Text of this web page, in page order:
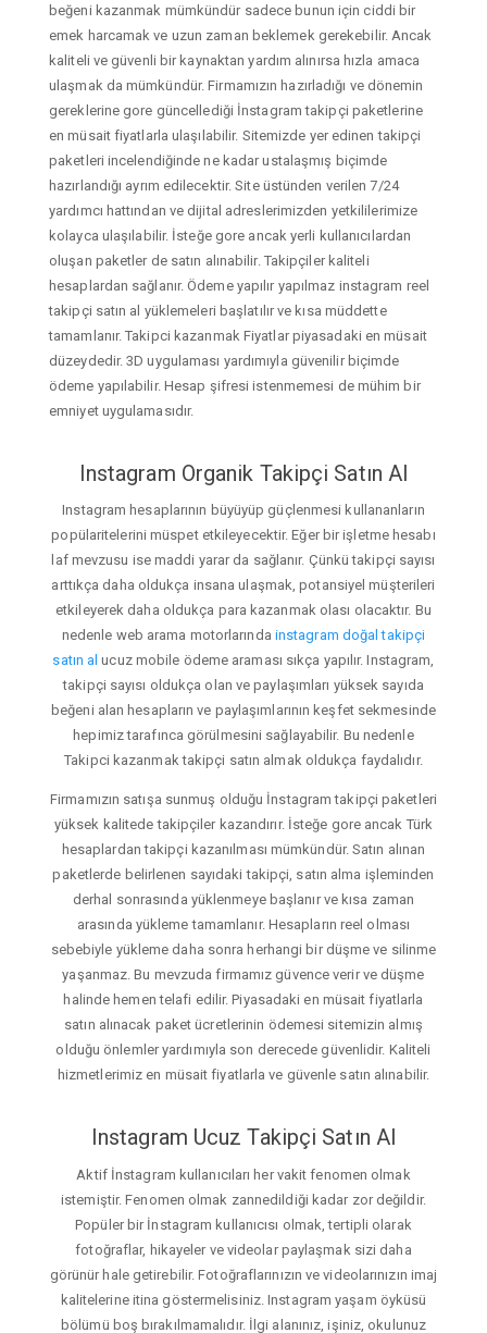
beğeni kazanmak mümkündür sadece bunun için ciddi bir
emek harcamak ve uzun zaman beklemek gerekebilir. Ancak
kaliteli ve güvenli bir kaynaktan yardım alınırsa hızla amaca
ulaşmak da mümkündür. Firmamızın hazırladığı ve dönemin
gereklerine gore güncellediği İnstagram takipçi paketlerine
en müsait fiyatlarla ulaşılabilir. Sitemizde yer edinen takipçi
paketleri incelendiğinde ne kadar ustalaşmış biçimde
hazırlandığı ayrım edilecektir. Site üstünden verilen 7/24
yardımcı hattından ve dijital adreslerimizden yetkililerimize
kolayca ulaşılabilir. İsteğe gore ancak yerli kullanıcılardan
oluşan paketler de satın alınabilir. Takipçiler kaliteli
hesaplardan sağlanır. Ödeme yapılır yapılmaz instagram reel
takipçi satın al yüklemeleri başlatılır ve kısa müddette
tamamlanır. Takipci kazanmak Fiyatlar piyasadaki en müsait
düzeydedir. 3D uygulaması yardımıyla güvenilir biçimde
ödeme yapılabilir. Hesap şifresi istenmemesi de mühim bir
emniyet uygulamasıdır.
Instagram Organik Takipçi Satın Al
Instagram hesaplarının büyüyüp güçlenmesi kullananların
popülaritelerini müspet etkileyecektir. Eğer bir işletme hesabı
laf mevzusu ise maddi yarar da sağlanır. Çünkü takipçi sayısı
arttıkça daha oldukça insana ulaşmak, potansiyel müşterileri
etkileyerek daha oldukça para kazanmak olası olacaktır. Bu
nedenle web arama motorlarında instagram doğal takipçi
satın al ucuz mobile ödeme araması sıkça yapılır. Instagram,
takipçi sayısı oldukça olan ve paylaşımları yüksek sayıda
beğeni alan hesapların ve paylaşımlarının keşfet sekmesinde
hepimiz tarafınca görülmesini sağlayabilir. Bu nedenle
Takipci kazanmak takipçi satın almak oldukça faydalıdır.
Firmamızın satışa sunmuş olduğu İnstagram takipçi paketleri
yüksek kalitede takipçiler kazandırır. İsteğe gore ancak Türk
hesaplardan takipçi kazanılması mümkündür. Satın alınan
paketlerde belirlenen sayıdaki takipçi, satın alma işleminden
derhal sonrasında yüklenmeye başlanır ve kısa zaman
arasında yükleme tamamlanır. Hesapların reel olması
sebebiyle yükleme daha sonra herhangi bir düşme ve silinme
yaşanmaz. Bu mevzuda firmamız güvence verir ve düşme
halinde hemen telafi edilir. Piyasadaki en müsait fiyatlarla
satın alınacak paket ücretlerinin ödemesi sitemizin almış
olduğu önlemler yardımıyla son derecede güvenlidir. Kaliteli
hizmetlerimiz en müsait fiyatlarla ve güvenle satın alınabilir.
Instagram Ucuz Takipçi Satın Al
Aktif İnstagram kullanıcıları her vakit fenomen olmak
istemiştir. Fenomen olmak zannedildiği kadar zor değildir.
Popüler bir İnstagram kullanıcısı olmak, tertipli olarak
fotoğraflar, hikayeler ve videolar paylaşmak sizi daha
görünür hale getirebilir. Fotoğraflarınızın ve videolarınızın imaj
kalitelerine itina göstermelisiniz. Instagram yaşam öyküsü
bölümü boş bırakılmamalıdır. İlgi alanınız, işiniz, okulunuz